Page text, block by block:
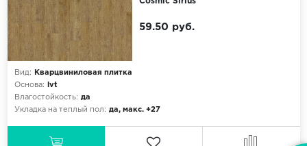
Вид:
Кварцвиниловая плитка
Основа:
lvt
Влагостойкость: да
Укладка на теплый пол: да, макс. +27
59.50 руб.